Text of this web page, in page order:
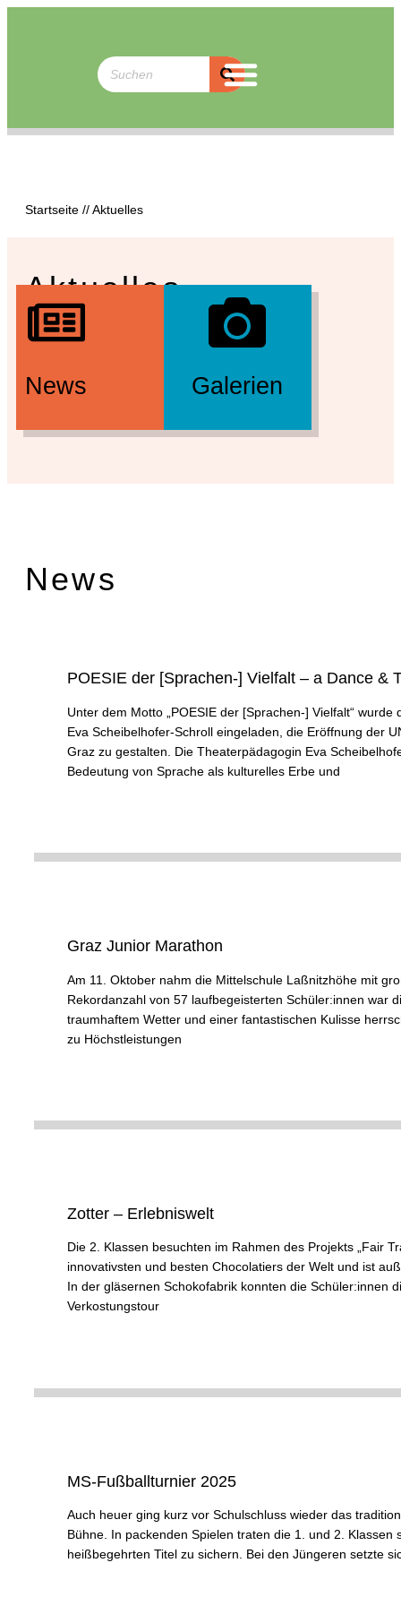
Startseite //Aktuelles
Aktuelles
News Galerien
News
POESIE der [Sprachen-] Vielfalt – a Dance &
Unter dem Motto „POESIE der [Sprachen-] Vielfalt“
Eva Scheibelhofer-Schroll eingeladen, die Eröffnung der
Graz zu gestalten. Die Theaterpädagogin Eva
Bedeutung von Sprache als kulturelles Erbe und
Graz Junior Marathon
Am 11. Oktober nahm die Mittelschule Laßnitzhöhe mit
Rekordanzahl von 57 laufbegeisterten Schüler:innen war
traumhaftem Wetter und einer fantastischen Kulisse
zu Höchstleistungen
Zotter – Erlebniswelt
Die 2. Klassen besuchten im Rahmen des Projekts „Fair
innovativsten und besten Chocolatiers der Welt und ist
In der gläsernen Schokofabrik konnten die Schüler:innen
Verkostungstour
MS-Fußballturnier 2025
Auch heuer ging kurz vor Schulschluss wieder das
Bühne. In packenden Spielen traten die 1. und 2.
heißbegehrten Titel zu sichern. Bei den Jüngeren setzte